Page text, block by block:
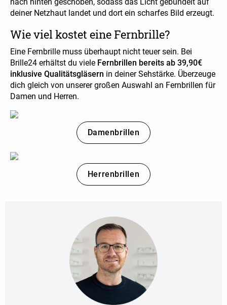
deiner Netzhaut landet und dort ein scharfes Bild erzeugt.
Wie viel kostet eine Fernbrille?
Eine Fernbrille muss überhaupt nicht teuer sein. Bei
Brille24 erhältst du viele Fernbrillen bereits ab 39,90€
inklusive Qualitätsgläsern in deiner Sehstärke. Überzeuge
dich gleich von unserer großen Auswahl an Fernbrillen für
Damen und Herren.
Damenbrillen
Herrenbrillen